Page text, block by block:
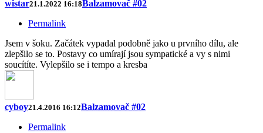
wistar21.1.2022 16:18Balzamovač #02
Permalink
Jsem v šoku. Začátek vypadal podobně jako u prvního dílu, ale
zlepšilo se to. Postavy co umírají jsou sympatické a vy s nimi
soucítíte. Vylepšilo se i tempo a kresba
cyboy21.4.2016 16:12Balzamovač #02
Permalink